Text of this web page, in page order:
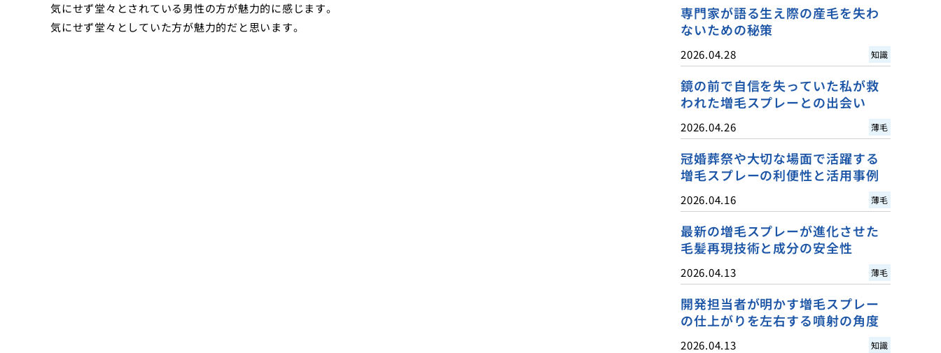
気にせず堂々とされている男性の方が魅力的に感じます。
気にせず堂々としていた方が魅力的だと思います。
専門家が語る生え際の産毛を失わ
ないための秘策
2026.04.28 知識
鏡の前で自信を失っていた私が救
われた増毛スプレーとの出会い
2026.04.26 薄毛
冠婚葬祭や大切な場面で活躍する
増毛スプレーの利便性と活用事例
2026.04.16 薄毛
最新の増毛スプレーが進化させた
毛髪再現技術と成分の安全性
2026.04.13 薄毛
開発担当者が明かす増毛スプレー
の仕上がりを左右する噴射の角度
2026.04.13 知識